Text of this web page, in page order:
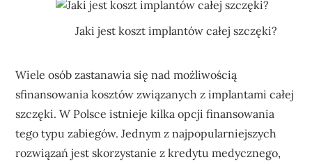
Jaki jest koszt implantów całej szczęki?
Wiele osób zastanawia się nad możliwością
sfinansowania kosztów związanych z implantami całej
szczęki. W Polsce istnieje kilka opcji finansowania
tego typu zabiegów. Jednym z najpopularniejszych
rozwiązań jest skorzystanie z kredytu medycznego,